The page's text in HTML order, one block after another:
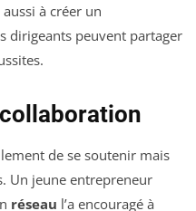
à créer un
dirigeants peuvent partager
de se soutenir mais
Un jeune entrepreneur
réseau l’a encouragé à